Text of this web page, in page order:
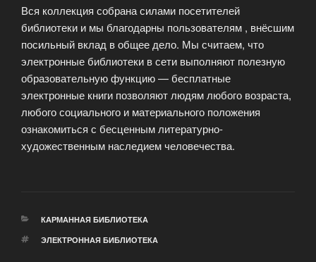
Вся коллекция собрана силами посетителей
библиотеки и мы благодарны пользователям , внёсшим
посильный вклад в общее дело. Мы считаем, что
электронные библиотеки в сети выполняют полезную
образовательную функцию — бесплатные
электронные книги позволяют людям любого возраста,
любого социального и материального положения
ознакомиться с бесценным литературно-
художественным наследием человечества.
РУБРИКИ
КАРМАННАЯ БИБЛИОТЕКА
МЕТКИ
ЭЛЕКТРОННАЯ БИБЛИОТЕКА